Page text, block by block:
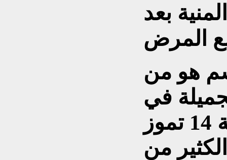
بعد
هو من
في
الستينيات، وعضو فرقة 14 تموز
من